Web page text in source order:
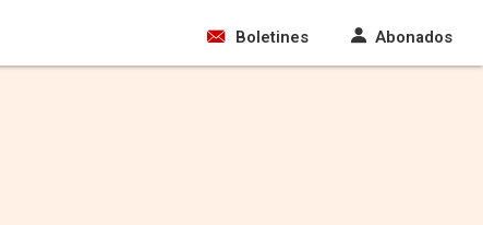
Boletines Abonados